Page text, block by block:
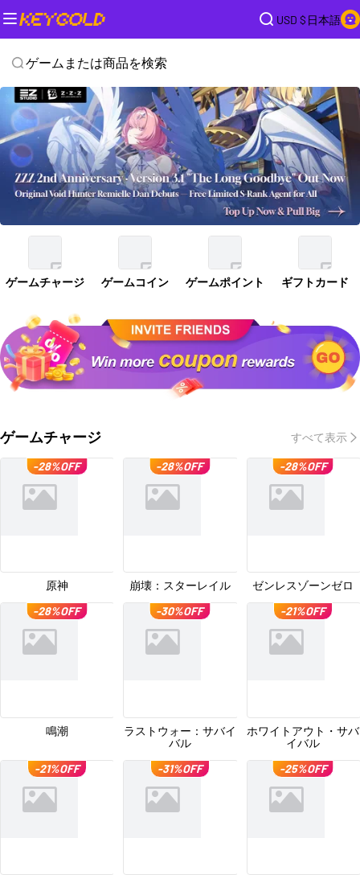
USD $ 日本語
ゲームまたは商品を検索
ゲームチャージ ゲームコイン ゲームポイント ギフトカード
ゲームチャージ すべて表示
-28%OFF
原神
-28%OFF
崩壊：スターレイル
-28%OFF
ゼンレスゾーンゼロ
-28%OFF
鳴潮
-30%OFF
ラストウォー：サバイ
バル
-21%OFF
ホワイトアウト・サバ
イバル
-21%OFF
-31%OFF -25%OFF